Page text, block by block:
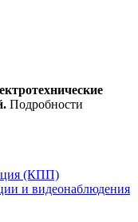
Подробности
(КПП)
и видеонаблюдения